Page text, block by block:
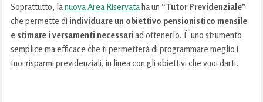
Soprattutto, lanuova Area Riservataha un “Tutor Previdenziale”
che permette di individuare un obiettivo pensionistico mensile
e stimare i versamenti necessari ad ottenerlo. È uno strumento
semplice ma efficace che ti permetterà di programmare meglio i
tuoi risparmi previdenziali, in linea con gli obiettivi che vuoi darti.